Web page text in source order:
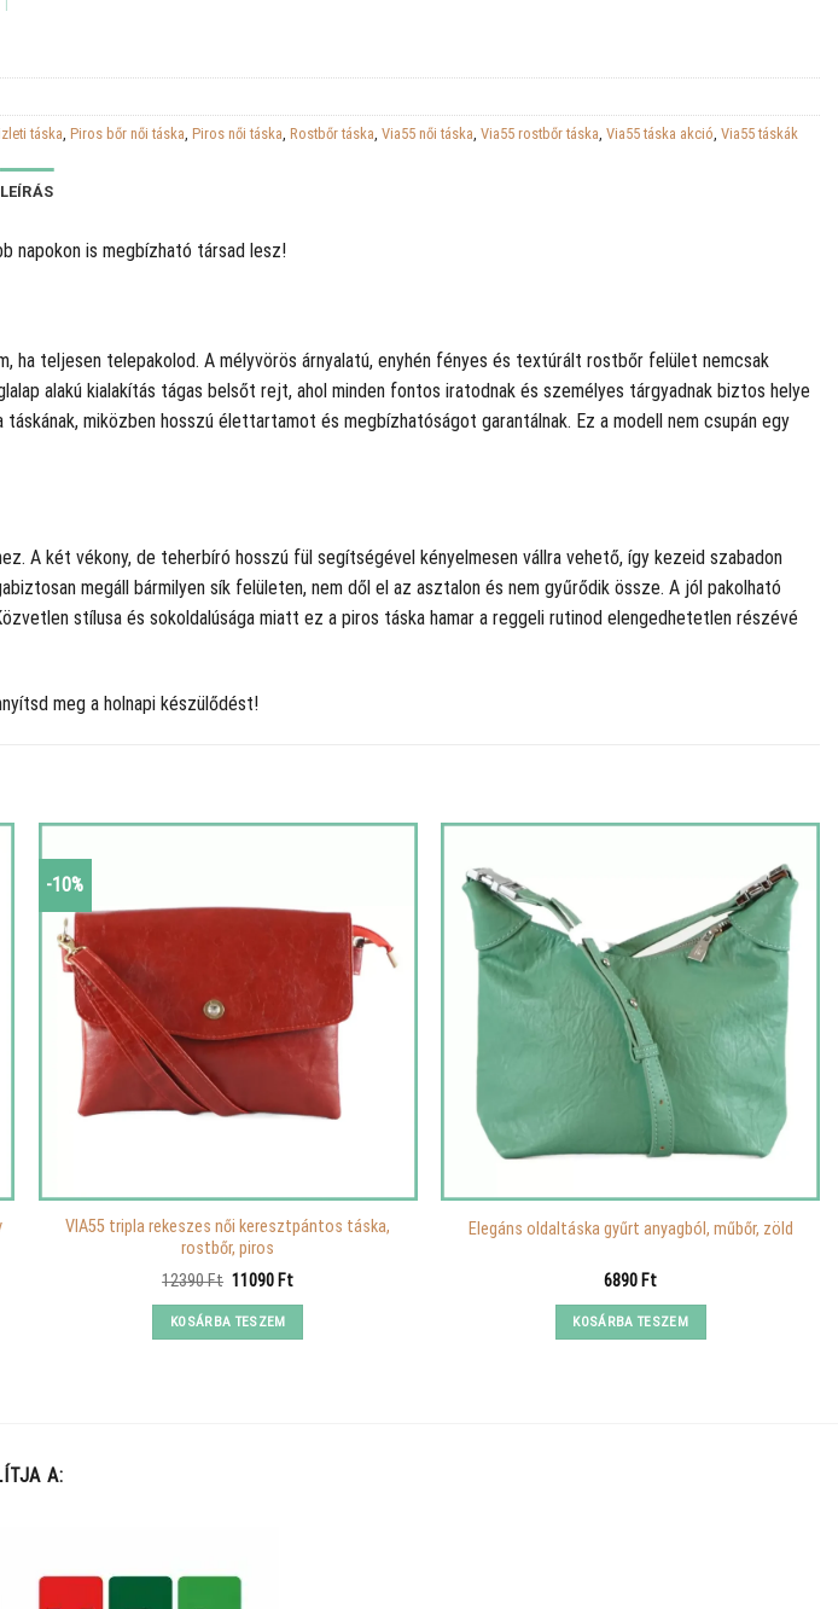
táska Piros bőr női táska Piros női táska Rostbőr táska Via55 női táska Via55 rostbőr táska Via55 táska akció Via55 táskák
LEÍRÁS
napokon is megbízható társad lesz!
teljesen telepakolod. A mélyvörös árnyalatú, enyhén fényes és textúrált rostbőr felület nemcsak
alakú kialakítás tágas belsőt rejt, ahol minden fontos iratodnak és személyes tárgyadnak biztos helye
miközben hosszú élettartamot és megbízhatóságot garantálnak. Ez a modell nem csupán egy
A két vékony, de teherbíró hosszú fül segítségével kényelmesen vállra vehető, így kezeid szabadon
megáll bármilyen sík felületen, nem dől el az asztalon és nem gyűrődik össze. A jól pakolható
stílusa és sokoldalúsága miatt ez a piros táska hamar a reggeli rutinod elengedhetetlen részévé
meg a holnapi készülődést!
-10%
VIA55 tripla rekeszes női keresztpántos táska,
rostbőr, piros
12390Ft Original
was:
12390 Ft.
11090 FtCurrent
KOSÁRBA TESZEM
Elegáns oldaltáska gyűrt anyagból, műbőr, zöld
6890 Ft
KOSÁRBA TESZEM
A: